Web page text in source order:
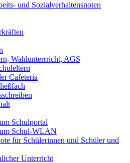
und Sozialverhaltensnoten
Wahlunterrricht, AGS
Cafeteria
Schulportal
Schul-WLAN
für Schülerinnen und Schüler und
Unterricht